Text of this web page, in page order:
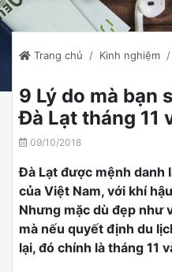
Trang chủ Kinh nghiệm
9 Lý do mà bạn
Đà Lạt tháng 11
09/10/2018
Đà Lạt được mệnh danh
của Việt Nam, với khí
Nhưng mặc dù đẹp như
mà nếu quyết định du
lại, đó chính là tháng 11